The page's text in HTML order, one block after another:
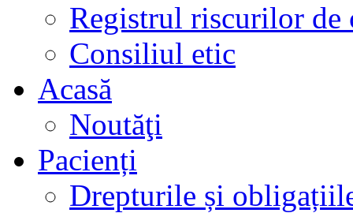
Registrul riscurilor de
Consiliul etic
Acasă
Noutăţi
Pacienți
Drepturile și